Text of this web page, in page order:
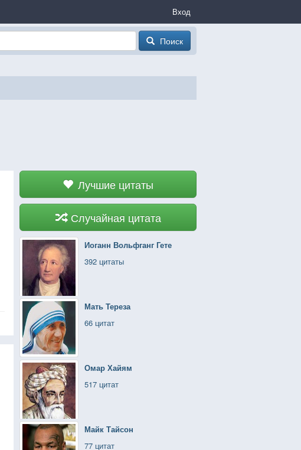
Вход
Поиск
Лучшие цитаты
Случайная цитата
Иоганн Вольфганг Гете
392 цитаты
Мать Тереза
66 цитат
Омар Хайям
517 цитат
Майк Тайсон
77 цитат